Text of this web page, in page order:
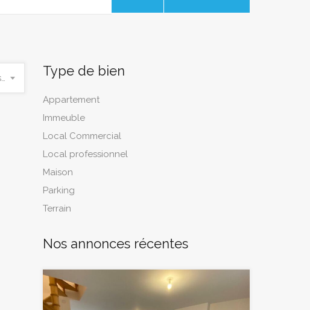
Du plus récent au plus ancien Type de bien
Appartement
Immeuble
Local Commercial
Local professionnel
Maison
Parking
Terrain
Nos annonces récentes